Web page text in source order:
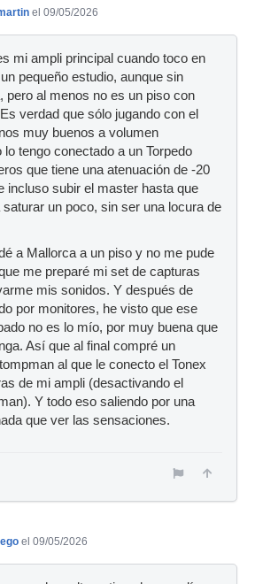
el 09/05/2026
mi ampli principal cuando toco en
pequeño estudio, aunque sin
pero al menos no es un piso con
verdad que sólo jugando con el
muy buenos a volumen
tengo conectado a un Torpedo
que tiene una atenuación de -20
incluso subir el master hasta que
un poco, sin ser una locura de
a Mallorca a un piso y no me pude
me preparé mi set de capturas
mis sonidos. Y después de
por monitores, he visto que ese
no es lo mío, por muy buena que
Así que al final compré un
al que le conecto el Tonex
de mi ampli (desactivando el
Y todo eso saliendo por una
que ver las sensaciones.
el 09/05/2026